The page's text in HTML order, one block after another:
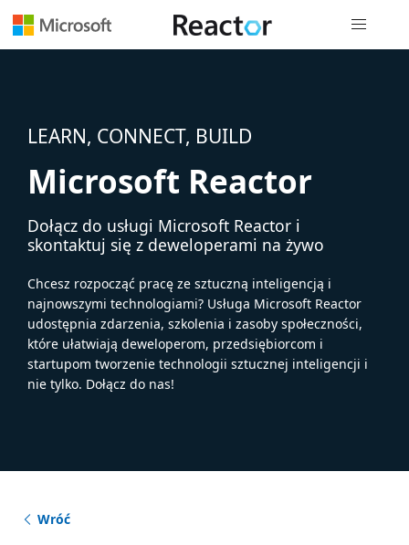
LEARN, CONNECT, BUILD
Microsoft Reactor
Dołącz do usługi Microsoft Reactor i
skontaktuj się z deweloperami na żywo
Chcesz rozpocząć pracę ze sztuczną inteligencją i
najnowszymi technologiami? Usługa Microsoft Reactor
udostępnia zdarzenia, szkolenia i zasoby społeczności,
które ułatwiają deweloperom, przedsiębiorcom i
startupom tworzenie technologii sztucznej inteligencji i
nie tylko. Dołącz do nas!
Wróć